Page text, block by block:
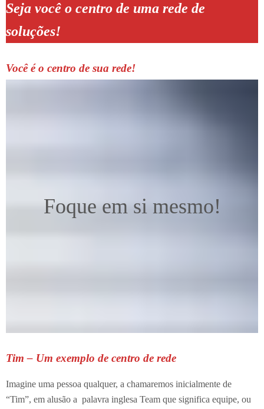
Seja você o centro de uma rede de
soluções!
Você é o centro de sua rede!
Foque em si mesmo!
Tim – Um exemplo de centro de rede
Imagine uma pessoa qualquer, a chamaremos inicialmente de
“Tim”, em alusão a palavra inglesa Team que significa equipe, ou